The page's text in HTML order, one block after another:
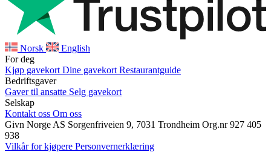
Norsk
English
For deg
Kjøp gavekort Dine gavekort Restaurantguide
Bedriftsgaver
Gaver til ansatte Selg gavekort
Selskap
Kontakt oss Om oss
Givn Norge AS Sorgenfriveien 9, 7031 Trondheim Org.nr 927 405
938
Vilkår for kjøpere Personvernerklæring